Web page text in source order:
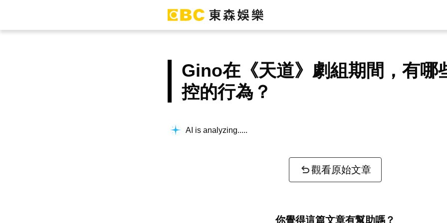
Gino在《天道》劇組期間，有哪
控的行為？
AI is analyzing...
觀看原始文章
你覺得這篇文章有幫助嗎？